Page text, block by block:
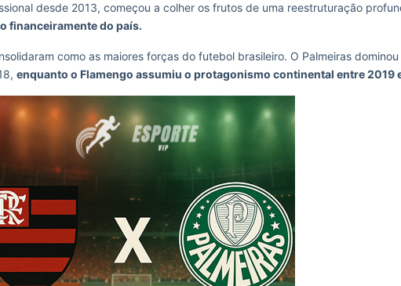
desde 2013, começou a colher os frutos de uma reestruturação
financeiramente do país.
como as maiores forças do futebol brasileiro. O Palmeiras dominou
enquanto o Flamengo assumiu o protagonismo continental entre 2019